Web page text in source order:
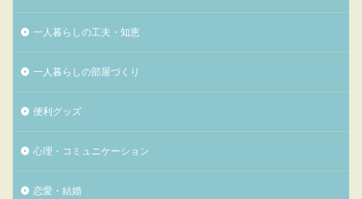
一人暮らしの工夫・知恵
一人暮らしの部屋づくり
便利グッズ
心理・コミュニケーション
恋愛・結婚